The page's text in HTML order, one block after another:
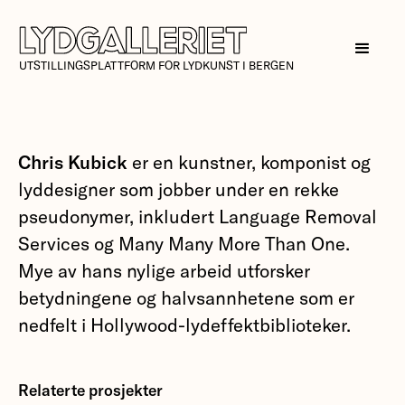
UTSTILLINGSPLATTFORM FOR LYDKUNST I BERGEN
Chris Kubick er en kunstner, komponist og
lyddesigner som jobber under en rekke
pseudonymer, inkludert Language Removal
Services og Many Many More Than One.
Mye av hans nylige arbeid utforsker
betydningene og halvsannhetene som er
nedfelt i Hollywood-lydeffektbiblioteker.
Relaterte prosjekter